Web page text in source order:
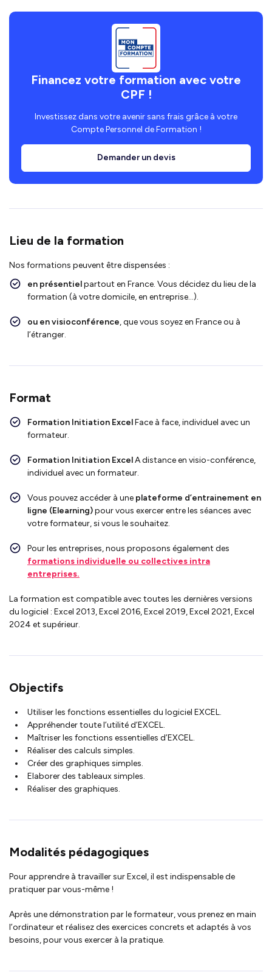
Financez votre formation avec votre
CPF !
Investissez dans votre avenir sans frais grâce à votre
Compte Personnel de Formation !
Demander un devis
Lieu de la formation
Nos formations peuvent être dispensées :
en présentielpartout en France. Vous décidez du lieu de la
formation (à votre domicile, en entreprise…).
ou en visioconférence, que vous soyez en France ou à
l’étranger.
Format
Formation Initiation ExcelFace à face, individuel avec un
formateur.
Formation Initiation ExcelA distance en visio-conférence,
individuel avec un formateur.
Vous pouvez accéder à une plateforme d’entrainement en
ligne (Elearning)pour vous exercer entre les séances avec
votre formateur, si vous le souhaitez.
Pour les entreprises, nous proposons également des
formations individuelle ou collectives intra
entreprises.
La formation est compatible avec toutes les dernières versions
du logiciel : Excel 2013, Excel 2016, Excel 2019, Excel 2021, Excel
2024 et supérieur.
Objectifs
Utiliser les fonctions essentielles du logiciel EXCEL.
Appréhender toute l’utilité d’EXCEL.
Maîtriser les fonctions essentielles d’EXCEL.
Réaliser des calculs simples.
Créer des graphiques simples.
Elaborer des tableaux simples.
Réaliser des graphiques.
Modalités pédagogiques
Pour apprendre à travailler sur Excel, il est indispensable de
pratiquer par vous-même !
Après une démonstration par le formateur, vous prenez en main
l’ordinateur et réalisez des exercices concrets et adaptés à vos
besoins, pour vous exercer à la pratique.